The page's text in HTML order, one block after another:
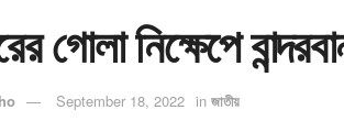
গোলা নিক্ষেপে
September 18, 2022 in জাতীয়